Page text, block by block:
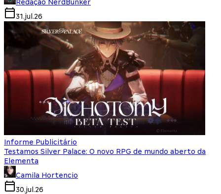
Redação NerdBunker
31.jul.26
Informe Publicitário
Testamos Silver Palace: O novo RPG de mundo aberto da
Elementa
Camila Hortencio
30.jul.26